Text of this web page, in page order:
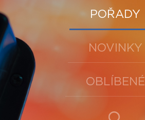
POŘADY
NOVINKY
OBLÍBENÉ